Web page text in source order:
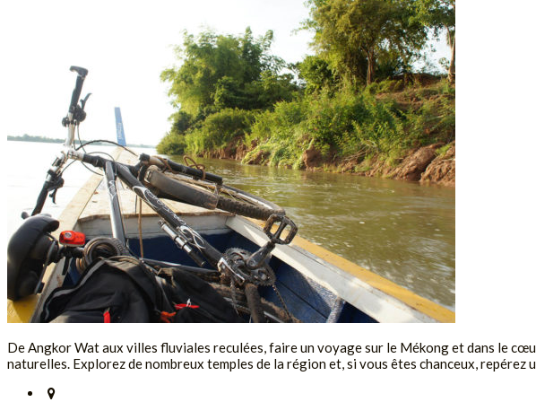
De Angkor Wat aux villes fluviales reculées, faire un voyage sur le Mékong et dans le
naturelles. Explorez de nombreux temples de la région et, si vous êtes chanceux,